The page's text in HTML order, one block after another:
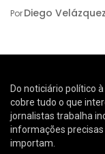
PorDiego Velázquez
Do noticiário político
cobre tudo o que
jornalistas trabalha
informações
importam.